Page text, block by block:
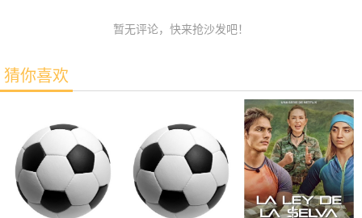
暂无评论，快来抢沙发吧！
猜你喜欢